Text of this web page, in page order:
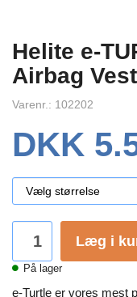
Helite e-
Airbag
Varenr.: 102202
DKK
Læg i
På lager
e-Turtle er vores mest